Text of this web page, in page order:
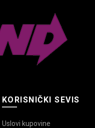
KORISNIČKI SEVIS
Uslovi kupovine